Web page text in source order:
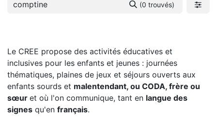
(0 trouvés)
Le CREE propose des activités éducatives et
inclusives pour les enfants et jeunes : journées
thématiques, plaines de jeux et séjours ouverts aux
enfants sourds et malentendant, ou CODA, frère ou
sœur et où l'on communique, tant en langue des
signes qu'en français.